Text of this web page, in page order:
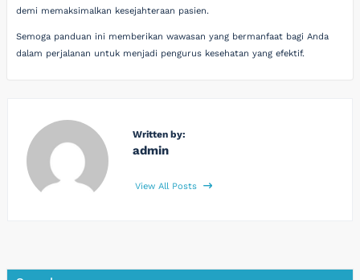
demi memaksimalkan kesejahteraan pasien.
Semoga panduan ini memberikan wawasan yang bermanfaat bagi Anda
dalam perjalanan untuk menjadi pengurus kesehatan yang efektif.
Written by:
admin
View All Posts